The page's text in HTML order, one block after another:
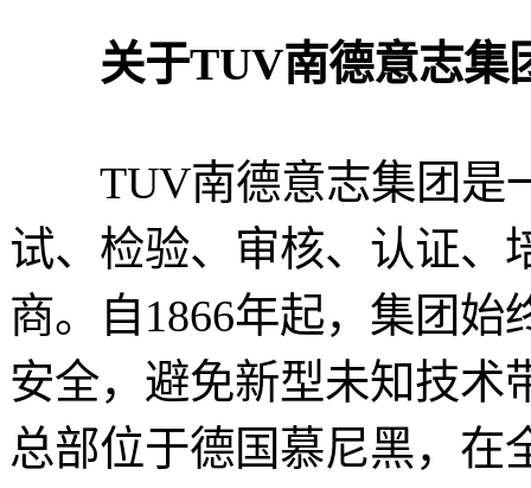
关于TUV南德意志集
TUV南德意志集团是
试、检验、审核、认证、
商。自1866年起，集团
安全，避免新型未知技术
总部位于德国慕尼黑，在